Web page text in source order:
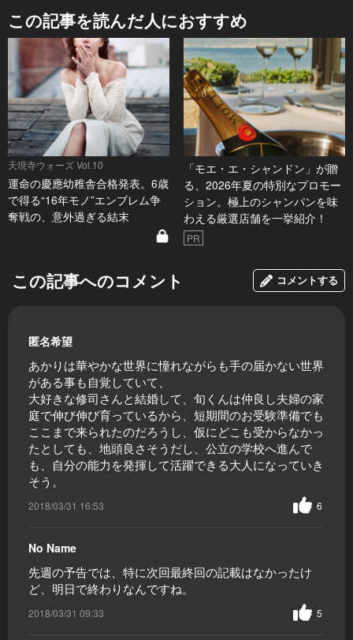
この記事を読んだ人におすすめ
天現寺ウォーズ Vol.10
運命の慶應幼稚舎合格発表。6歳
で得る“16年モノ”エンブレム争
奪戦の、意外過ぎる結末
「モエ・エ・シャンドン」が贈
る、2026年夏の特別なプロモー
ション。極上のシャンパンを味
わえる厳選店舗を一挙紹介！
PR
この記事へのコメント コメントする
匿名希望
あかりは華やかな世界に憧れながらも手の届かない世界
がある事も自覚していて、
大好きな修司さんと結婚して、旬くんは仲良し夫婦の家
庭で伸び伸び育っているから、短期間のお受験準備でも
ここまで来られたのだろうし、仮にどこも受からなかっ
たとしても、地頭良さそうだし、公立の学校へ進んで
も、自分の能力を発揮して活躍できる大人になっていき
そう。
2018/03/31 16:53 6
No Name
先週の予告では、特に次回最終回の記載はなかったけ
ど、明日で終わりなんですね。
2018/03/31 09:33 5